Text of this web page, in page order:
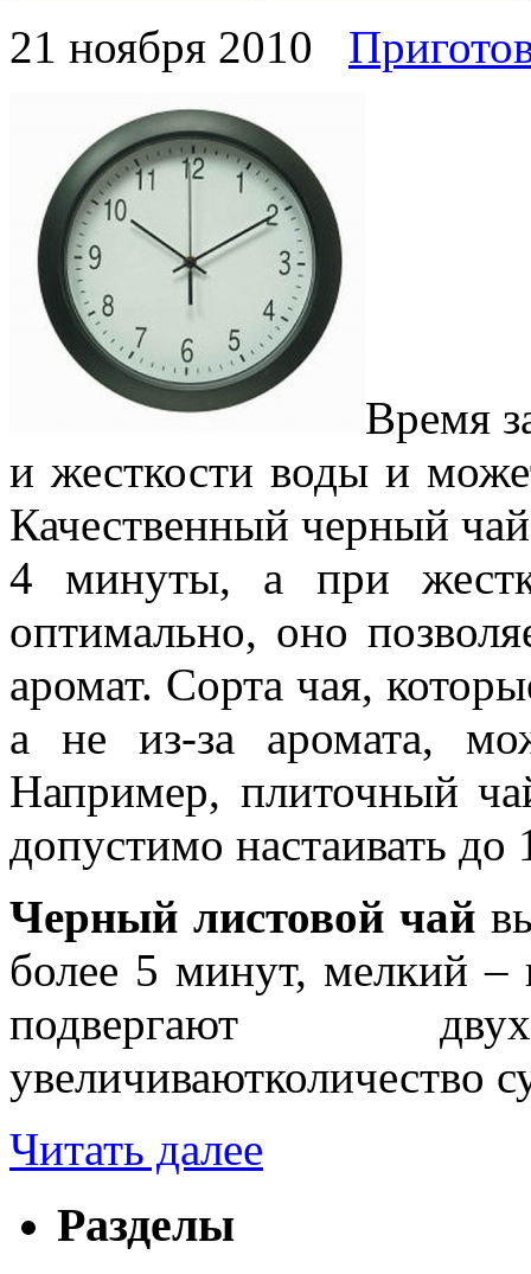
21 ноября 2010
Время
и жесткости воды и
Качественный черный
4 минуты, а при
оптимально, оно
аромат. Сорта чая,
а не из-за аромата,
Например, плиточный
допустимо настаивать до
Черный листовой чай
более 5 минут, мелкий –
подвергают
увеличиваютколичество
Читать далее
Разделы